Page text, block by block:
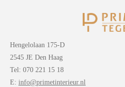
Hengelolaan 175-D
2545 JE Den Haag
Tel: 070 221 15 18
E: info@primetinterieur.nl